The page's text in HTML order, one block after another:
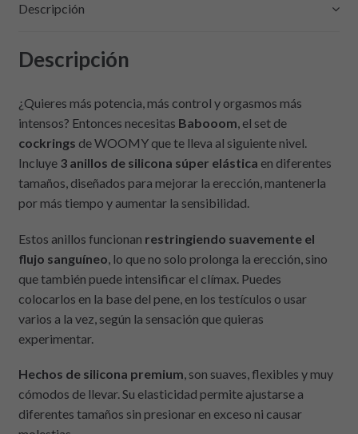
Descripción
Descripción
¿Quieres más potencia, más control y orgasmos más
intensos? Entonces necesitas Babooom, el set de
cockrings de WOOMY que te lleva al siguiente nivel.
Incluye 3 anillos de silicona súper elástica en diferentes
tamaños, diseñados para mejorar la erección, mantenerla
por más tiempo y aumentar la sensibilidad.
Estos anillos funcionan restringiendo suavemente el
flujo sanguíneo , lo que no solo prolonga la erección, sino
que también puede intensificar el clímax. Puedes
colocarlos en la base del pene, en los testículos o usar
varios a la vez, según la sensación que quieras
experimentar.
Hechos de silicona premium, son suaves, flexibles y muy
cómodos de llevar. Su elasticidad permite ajustarse a
diferentes tamaños sin presionar en exceso ni causar